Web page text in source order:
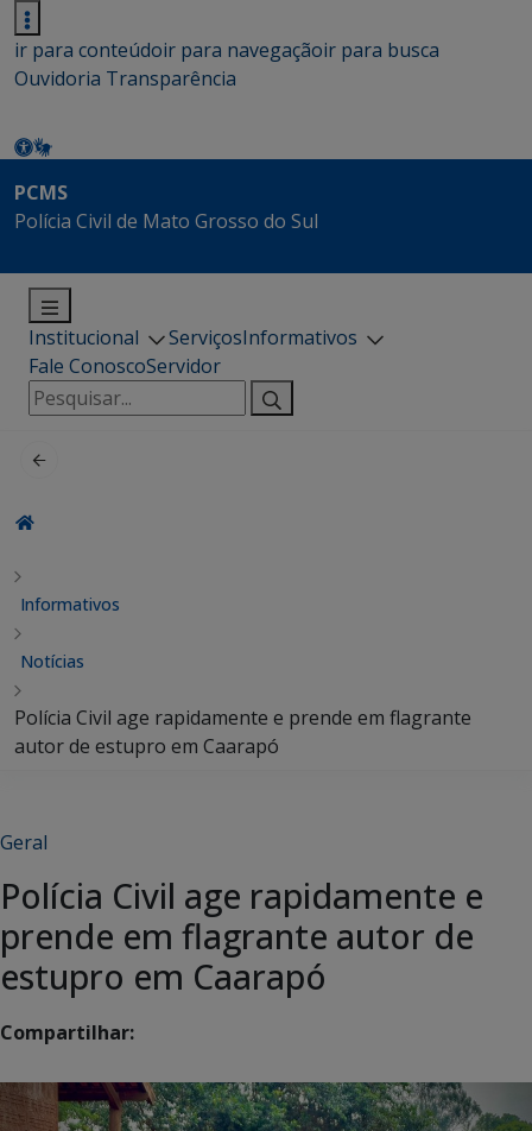
ir para conteúdoir para navegaçãoir para busca
Ouvidoria Transparência
PCMS
Polícia Civil de Mato Grosso do Sul
Institucional ServiçosInformativos
Fale ConoscoServidor
Pesquisar
por:
Informativos
Notícias
Polícia Civil age rapidamente e prende em flagrante
autor de estupro em Caarapó
Geral
Polícia Civil age rapidamente e
prende em flagrante autor de
estupro em Caarapó
Compartilhar: